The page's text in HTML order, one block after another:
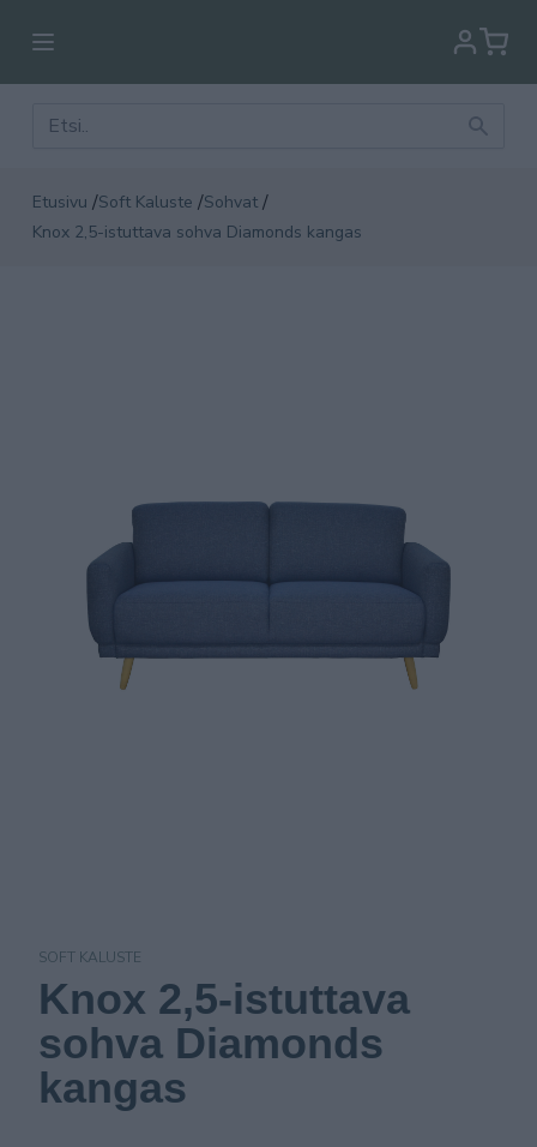
Etusivu /Soft Kaluste /Sohvat /
Knox 2,5-istuttava sohva Diamonds kangas
SOFT KALUSTE
Knox 2,5-istuttava
sohva Diamonds
kangas